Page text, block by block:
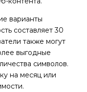
варианты
составляет 30
также могут
выгодные
символов.
на месяц или